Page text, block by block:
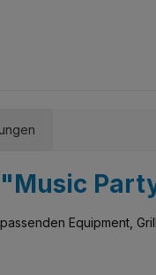
Equipment,